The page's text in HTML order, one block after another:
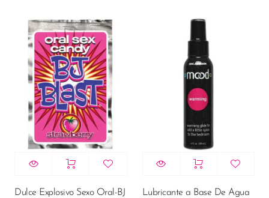
Dulce Explosivo Sexo Oral-BJ
Lubricante a Base De Agua